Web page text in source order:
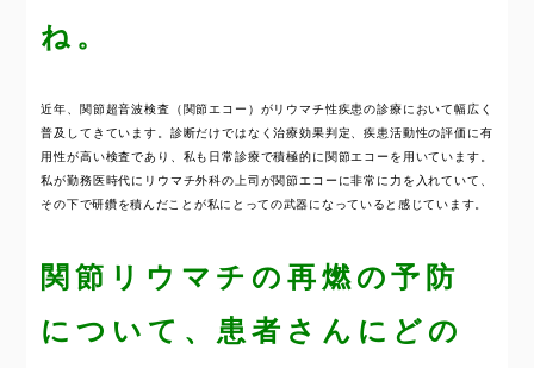
ね。
近年、関節超音波検査（関節エコー）がリウマチ性疾患の診療において幅広く
普及してきています。診断だけではなく治療効果判定、疾患活動性の評価に有
用性が高い検査であり、私も日常診療で積極的に関節エコーを用いています。
私が勤務医時代にリウマチ外科の上司が関節エコーに非常に力を入れていて、
その下で研鑽を積んだことが私にとっての武器になっていると感じています。
関節リウマチの再燃の予防
について、患者さんにどの